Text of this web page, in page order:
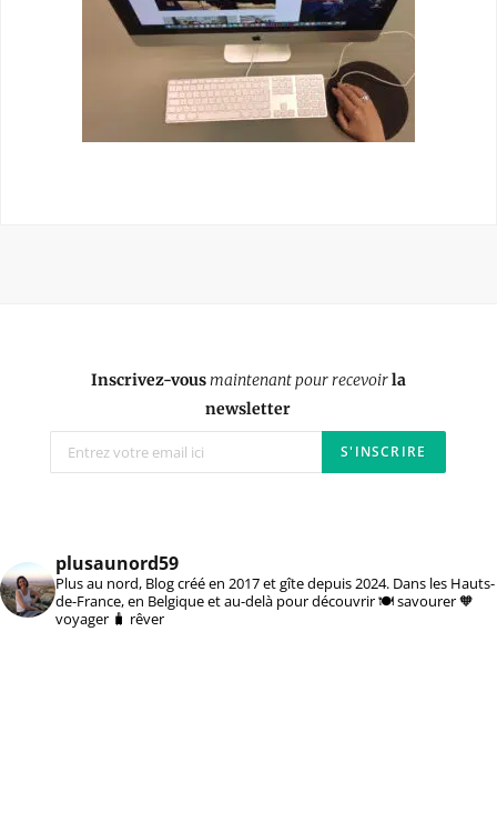
Inscrivez-vousmaintenant pour recevoirla
newsletter
plusaunord59
Plus au nord, Blog créé en 2017 et gîte depuis 2024. Dans les Hauts-
de-France, en Belgique et au-delà pour découvrir 🍽️ savourer 🧡
voyager 🧳 rêver